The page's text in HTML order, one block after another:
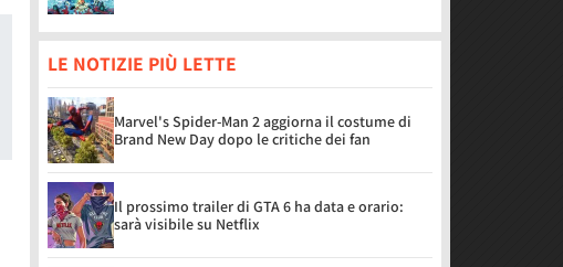
LE NOTIZIE PIÙ LETTE
Marvel's Spider-Man 2 aggiorna il costume di
Brand New Day dopo le critiche dei fan
Il prossimo trailer di GTA 6 ha data e orario:
sarà visibile su Netflix